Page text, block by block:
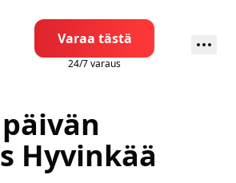
Varaa tästä
24/7 varaus
Hyvinkää